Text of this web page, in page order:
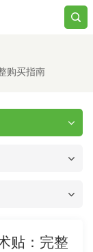
购买指南
贴：完整